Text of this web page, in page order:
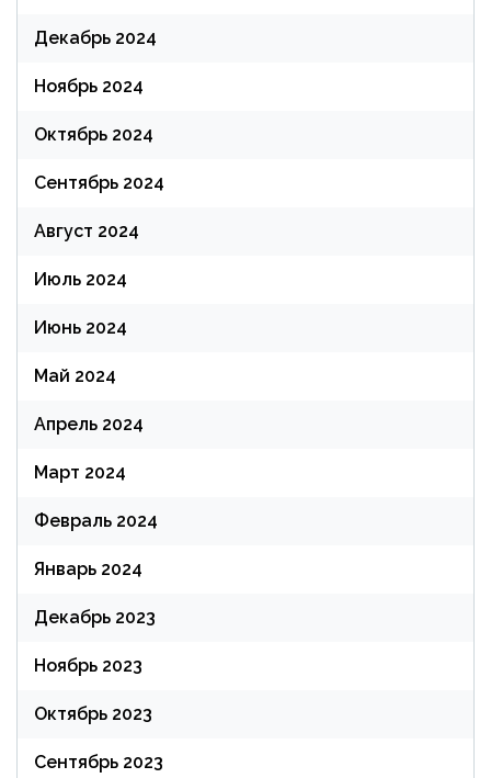
Декабрь 2024
Ноябрь 2024
Октябрь 2024
Сентябрь 2024
Август 2024
Июль 2024
Июнь 2024
Май 2024
Апрель 2024
Март 2024
Февраль 2024
Январь 2024
Декабрь 2023
Ноябрь 2023
Октябрь 2023
Сентябрь 2023